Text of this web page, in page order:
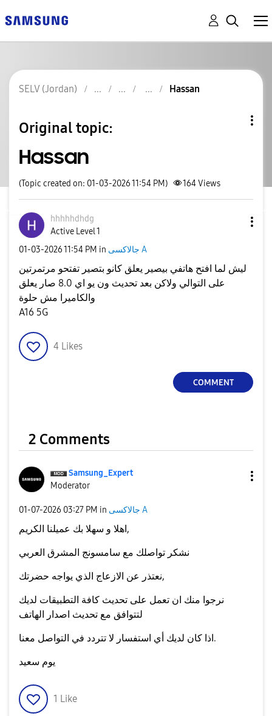
SELV (Jordan) Hassan
Original topic:
Hassan
(Topic created on: 01-03-2026 11:54 PM) 164Views
hhhhhdhdg
Active Level 1
‎01-03-202611:54 PM in جالاكسى A
ليش لما افتح هاتفي بيصير يعلق كانو بتصير تفتحو مرتمرتين
على التوالي ولاكن بعد تحديث ون يو اي 8.0 صار يعلق
A16 5G
4 Likes
COMMENT
2 Comments
Samsung_Expert
Moderator
‎01-07-2026 03:27 PM in جالاكسى A
اهلا و سهلا بك عميلنا الكريم,
نشكر تواصلك مع سامسونج المشرق العربي
نعتذر عن الازعاج الذي يواجه حضرتك,
نرجوا منك ان تعمل على تحديث كافة التطبيقات لديك
لتتوافق مع تحديث اصدار الهاتف
اذا كان لديك أي استفسار لا تتردد في التواصل معنا.
1 Like